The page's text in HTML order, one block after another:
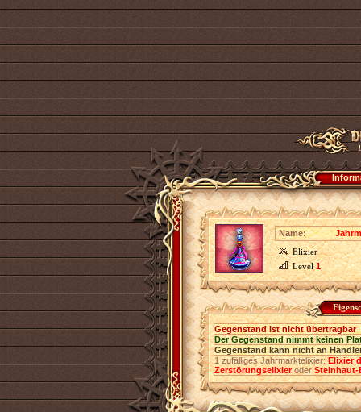
Name:
Elixier
Level1
Gegenstand ist nicht übertragbar
Der Gegenstand nimmt keinen
Gegenstand kann nicht an
1 zufälliges Jahrmarktelixier:Elixier
ZerstörungselixieroderSteinhaut-